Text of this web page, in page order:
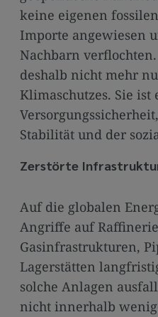
keine eigenen
Importe angewiesen
Nachbarn
deshalb nicht mehr
Klimaschutzes. Sie ist
Stabilität und der
Zerstörte
Auf die globalen
Angriffe auf
Gasinfrastrukturen,
Lagerstätten
solche Anlagen
nicht innerhalb